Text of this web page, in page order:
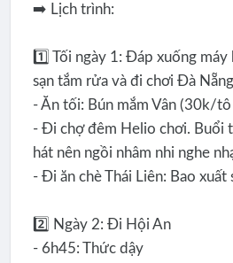
➡️ Lịch trình:
1️⃣ Tối ngày 1: Đáp xuống
sạn tắm rửa và đi chơi Đà
- Ăn tối: Bún mắm Vân (30k/tô
- Đi chợ đêm Helio chơi. Buổi
hát nên ngồi nhâm nhi nghe
- Đi ăn chè Thái Liên: Bao xuất
2️⃣ Ngày 2: Đi Hội An
- 6h45: Thức dậy